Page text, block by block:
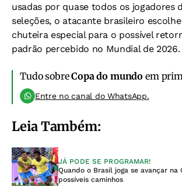
usadas por quase todos os jogadores
seleções, o atacante brasileiro
chuteira especial para o possível
padrão percebido no Mundial de 2026.
Tudo sobreCopa do mundo em
Entre no canal do WhatsApp.
Leia Também:
JÁ PODE SE PROGRAMAR!
Quando o Brasil joga se avançar na
possíveis caminhos